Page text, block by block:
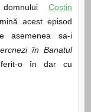
Costin
acest episod
asemenea sa-i
în Banatul
o în dar cu